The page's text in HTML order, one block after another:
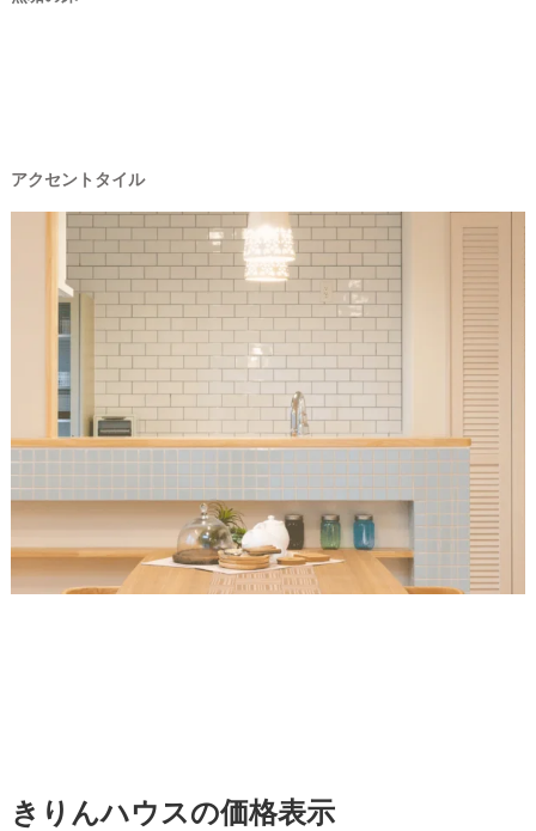
アクセントタイル
きりんハウスの価格表示